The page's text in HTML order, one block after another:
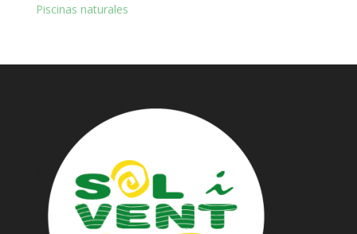
Piscinas naturales